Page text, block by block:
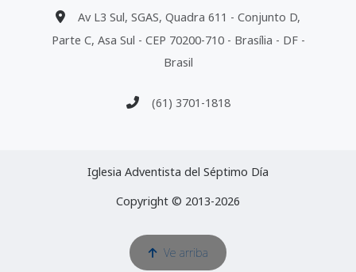
Av L3 Sul, SGAS, Quadra 611 - Conjunto D,
Parte C, Asa Sul - CEP 70200-710 - Brasília - DF -
Brasil
(61) 3701-1818
Iglesia Adventista del Séptimo Día
Copyright © 2013-2026
Ve arriba